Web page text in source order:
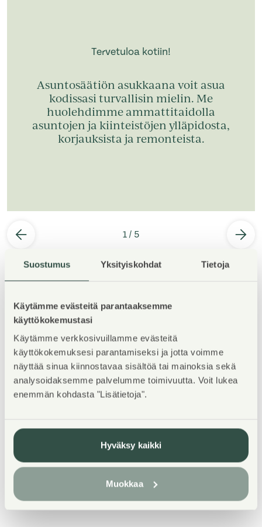
Suostumus Yksityiskohdat Tietoja
Käytämme evästeitä parantaaksemme
käyttökokemustasi
Käytämme verkkosivuillamme evästeitä
käyttökokemuksesi parantamiseksi ja jotta voimme
näyttää sinua kiinnostavaa sisältöä tai mainoksia sekä
analysoidaksemme palvelumme toimivuutta. Voit lukea
enemmän kohdasta "Lisätietoja".
Hyväksy kaikki
Muokkaa
Tervetuloa kotiin!
Asuntosäätiön asukkaana voit asua
kodissasi turvallisin mielin. Me
huolehdimme ammattitaidolla
asuntojen ja kiinteistöjen ylläpidosta,
korjauksista ja remonteista.
1 / 5
Kohteen esittely
TERVETULOA asuntoesittelyyn tiistaina 4.8.2026 klo
14-16! Esittelyssä pääsee katsomaan kaikkia vapaita
asuntoja.
Asuntosäätiön ainutlaatuinen asumisoikeuskohde
lähellä meren rantaa Kruunuvuorenrannan upeimpien
näkymien äärellä. Suojaisan korttelin muodostavaan
kahteen kohteeseen kuuluu kaksi 4–8-kerroksista
asuinrakennusta. Osasta avautuvat upeat